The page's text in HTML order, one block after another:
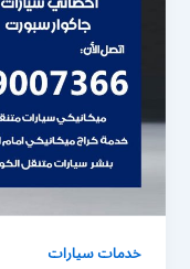
خدمات سيارات